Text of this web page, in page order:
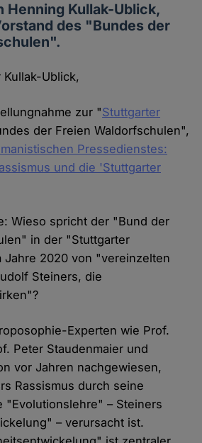
Henning Kullak-Ublick,
des "Bundes der
Ublick,
zur "Stuttgarter
der Freien Waldorfschulen",
Pressedienstes:
und die 'Stuttgarter
Wieso spricht der "Bund der
in der "Stuttgarter
Jahre 2020 von "vereinzelten
Steiners, die
Experten wie Prof.
Peter Staudenmaier und
vor Jahren nachgewiesen,
Rassismus durch seine
"Evolutionslehre" – Steiners
– verursacht ist.